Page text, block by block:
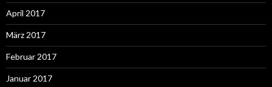
April 2017
März 2017
Februar 2017
Januar 2017